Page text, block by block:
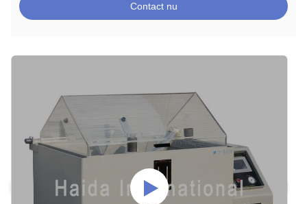
Contact nu